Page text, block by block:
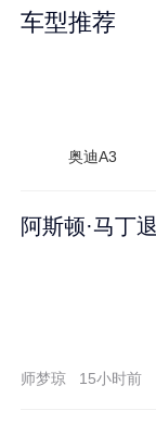
车型推荐
奥迪A3
阿斯顿·马丁
师梦琼 15小时前